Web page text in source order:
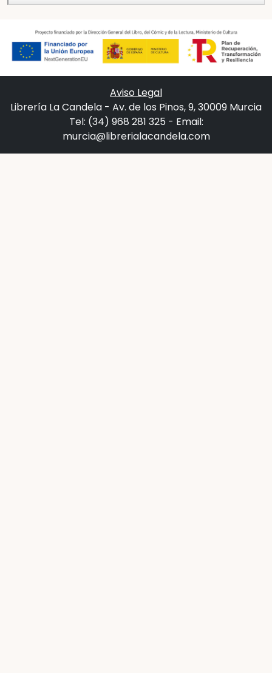
Aviso Legal
Librería La Candela - Av. de los Pinos, 9, 30009 Murcia
Tel: (34) 968 281 325 - Email:
murcia@librerialacandela.com